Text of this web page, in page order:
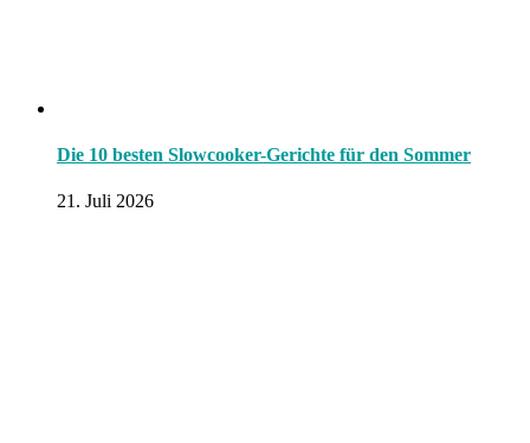
Die 10 besten Slowcooker-Gerichte für den Sommer
21. Juli 2026